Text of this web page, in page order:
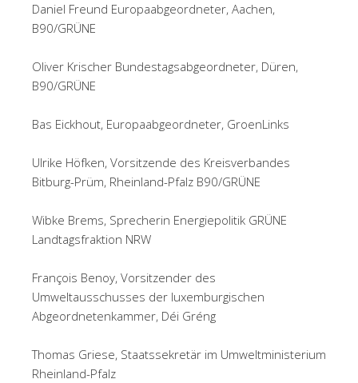
Daniel Freund Europaabgeordneter, Aachen,
B90/GRÜNE
Oliver Krischer Bundestagsabgeordneter, Düren,
B90/GRÜNE
Bas Eickhout, Europaabgeordneter, GroenLinks
Ulrike Höfken, Vorsitzende des Kreisverbandes
Bitburg-Prüm, Rheinland-Pfalz B90/GRÜNE
Wibke Brems, Sprecherin Energiepolitik GRÜNE
Landtagsfraktion NRW
François Benoy, Vorsitzender des
Umweltausschusses der luxemburgischen
Abgeordnetenkammer, Déi Gréng
Thomas Griese, Staatssekretär im Umweltministerium
Rheinland-Pfalz